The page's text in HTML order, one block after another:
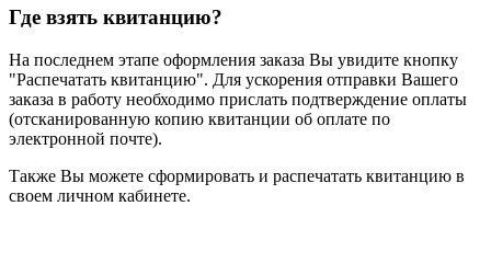
Где взять квитанцию?
На последнем этапе оформления заказа Вы увидите кнопку
"Распечатать квитанцию". Для ускорения отправки Вашего
заказа в работу необходимо прислать подтверждение оплаты
(отсканированную копию квитанции об оплате по
электронной почте).
Также Вы можете сформировать и распечатать квитанцию в
своем личном кабинете.